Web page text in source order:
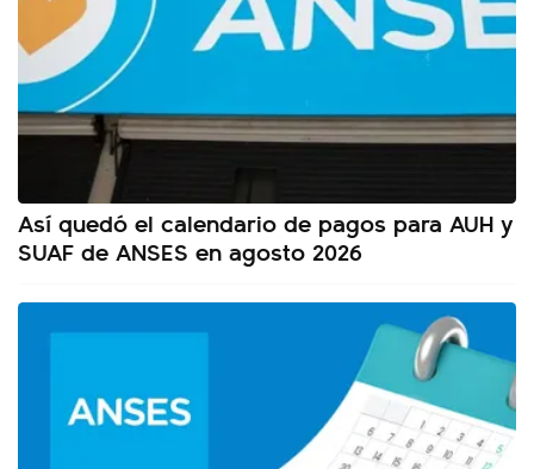
Así quedó el calendario de pagos para AUH y
SUAF de ANSES en agosto 2026